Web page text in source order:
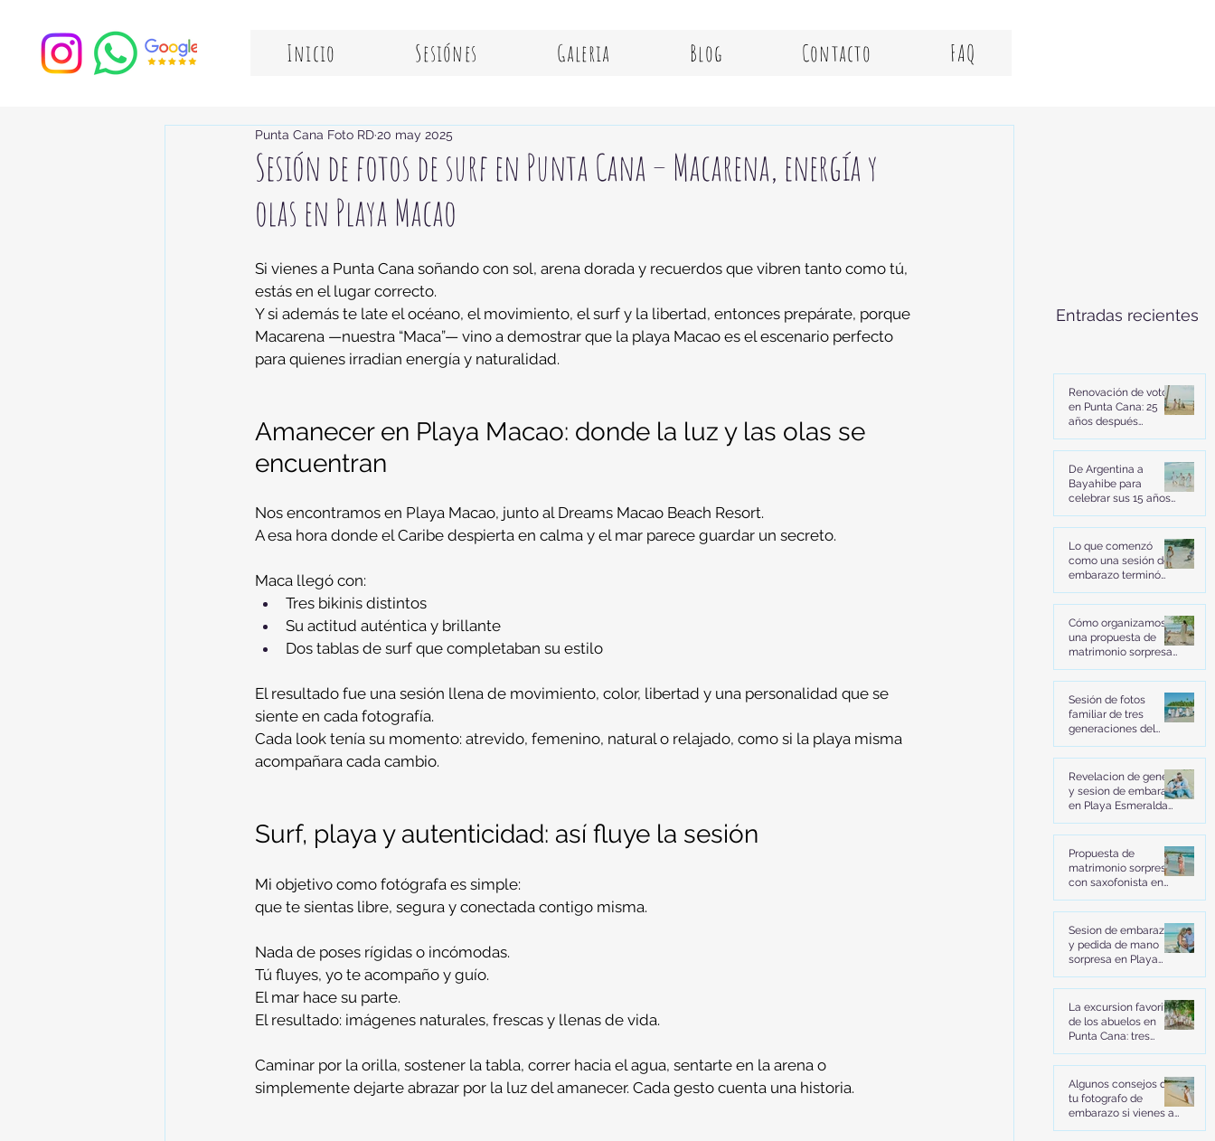
Inicio Sesiónes Galeria Blog Contacto FAQ
Sesión de fotos de surf en Punta Cana – Macarena, energía y
olas en Playa Macao
Punta Cana Foto RD20 may 2025
Si vienes a Punta Cana soñando con sol, arena dorada y recuerdos que vibren tanto como tú,
estás en el lugar correcto.
Y si además te late el océano, el movimiento, el surf y la libertad, entonces prepárate, porque
Macarena —nuestra “Maca”— vino a demostrar que la playa Macao es el escenario perfecto
para quienes irradian energía y naturalidad.
Amanecer en Playa Macao: donde la luz y las olas se
encuentran
Nos encontramos en Playa Macao, junto al Dreams Macao Beach Resort.
A esa hora donde el Caribe despierta en calma y el mar parece guardar un secreto.
Maca llegó con:
Tres bikinis distintos
Su actitud auténtica y brillante
Dos tablas de surf que completaban su estilo
El resultado fue una sesión llena de movimiento, color, libertad y una personalidad que se
siente en cada fotografía.
Cada look tenía su momento: atrevido, femenino, natural o relajado, como si la playa misma
acompañara cada cambio.
Surf, playa y autenticidad: así fluye la sesión
Mi objetivo como fotógrafa es simple:
que te sientas libre, segura y conectada contigo misma.
Nada de poses rígidas o incómodas.
Tú fluyes, yo te acompaño y guío.
El mar hace su parte.
El resultado: imágenes naturales, frescas y llenas de vida.
Caminar por la orilla, sostener la tabla, correr hacia el agua, sentarte en la arena o
simplemente dejarte abrazar por la luz del amanecer. Cada gesto cuenta una historia.
Entradas recientes
Renovación de votos
en Punta Cana: 25
años después
volvieron a decir "sí"
De Argentina a
Bayahibe para
celebrar sus 15 años
en Playa Dominicus
Lo que comenzó
como una sesión de
embarazo terminó
con una propuesta de
matrimonio en Playa
Macao, Punta Cana
Cómo organizamos
una propuesta de
matrimonio sorpresa
en una playa secreta
de Bayahibe | La
historia de José y
Fiorella
Sesión de fotos
familiar de tres
generaciones del
Club Med Miches en
Playa Esmeralda
Revelacion de genero
y sesion de embarazo
en Playa Esmeralda
Miches | Helena y
Brian
Propuesta de
matrimonio sorpresa
con saxofonista en
Playa Uvero Alto
Punta Cana | La
historia de Diego y
Javiera
Sesion de embarazo
y pedida de mano
sorpresa en Playa
Macao Punta Cana |
La historia de John y
Carmen
La excursion favorita
de los abuelos en
Punta Cana: tres
generaciones, 21
familiares y
recuerdos para toda
la vida
Algunos consejos de
tu fotografo de
embarazo si vienes al
Hotel Excellence El